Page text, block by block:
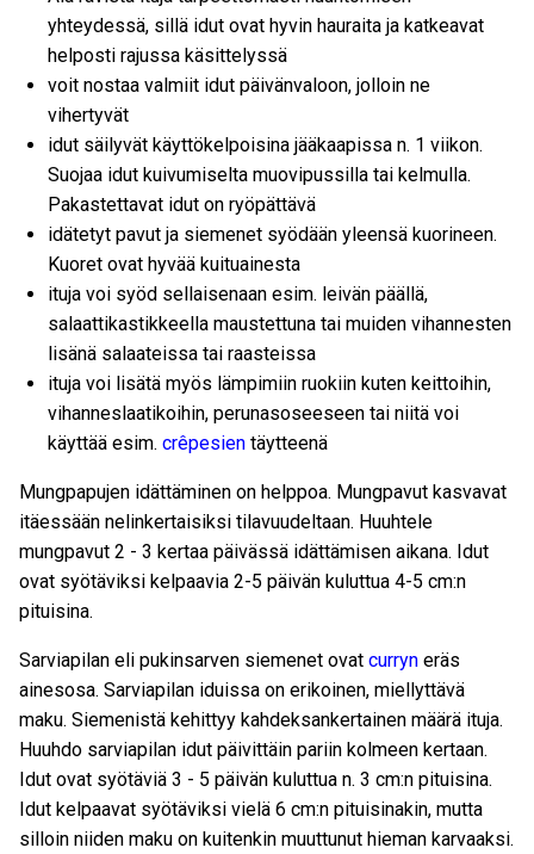
yhteydessä, sillä idut ovat hyvin hauraita ja katkeavat
helposti rajussa käsittelyssä
voit nostaa valmiit idut päivänvaloon, jolloin ne
vihertyvät
idut säilyvät käyttökelpoisina jääkaapissa n. 1 viikon.
Suojaa idut kuivumiselta muovipussilla tai kelmulla.
Pakastettavat idut on ryöpättävä
idätetyt pavut ja siemenet syödään yleensä kuorineen.
Kuoret ovat hyvää kuituainesta
ituja voi syöd sellaisenaan esim. leivän päällä,
salaattikastikkeella maustettuna tai muiden vihannesten
lisänä salaateissa tai raasteissa
ituja voi lisätä myös lämpimiin ruokiin kuten keittoihin,
vihanneslaatikoihin, perunasoseeseen tai niitä voi
käyttää esim. crêpesien täytteenä
Mungpapujen idättäminen on helppoa. Mungpavut kasvavat
itäessään nelinkertaisiksi tilavuudeltaan. Huuhtele
mungpavut 2 - 3 kertaa päivässä idättämisen aikana. Idut
ovat syötäviksi kelpaavia 2-5 päivän kuluttua 4-5 cm:n
pituisina.
Sarviapilan eli pukinsarven siemenet ovat curryn eräs
ainesosa. Sarviapilan iduissa on erikoinen, miellyttävä
maku. Siemenistä kehittyy kahdeksankertainen määrä ituja.
Huuhdo sarviapilan idut päivittäin pariin kolmeen kertaan.
Idut ovat syötäviä 3 - 5 päivän kuluttua n. 3 cm:n pituisina.
Idut kelpaavat syötäviksi vielä 6 cm:n pituisinakin, mutta
silloin niiden maku on kuitenkin muuttunut hieman karvaaksi.